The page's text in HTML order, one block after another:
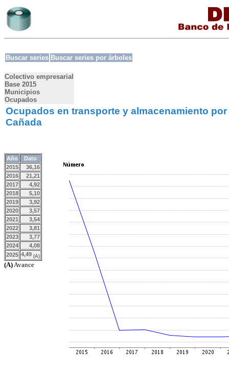
Buscar series Buscar series por árboles
Colectivo empresarial
Base 2015
Municipios
Ocupados
Ocupados en transporte y almacenamiento
Cañada
Año
Dato
2015
36,16
2016
21,21
2017
4,92
2018
5,10
2019
3,92
2020
3,57
2021
3,54
2022
3,81
2023
3,77
2024
4,08
2025 4,49 (A)
(A)Avance